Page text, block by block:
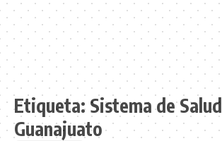
Etiqueta: Sistema de Salud
Guanajuato